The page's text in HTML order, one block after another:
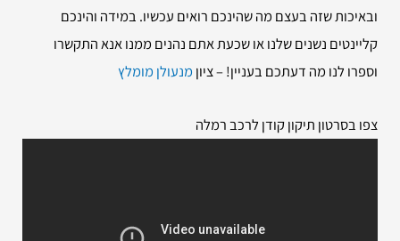
ובאיכות שזה בעצם מה שהינכם רואים עכשיו. במידה והינכם
קליינטים נשנים שלנו או שכעת אתם נהנים ממנו אנא התקשרו
וספרו לנו מה דעתכם בעניין! – ציון מנעולן מומלץ
צפו בסרטון תיקון קודן לרכב רמלה